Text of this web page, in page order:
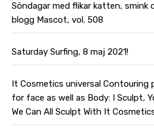
Söndagar med flikar katten, smink
blogg Mascot, vol. 508
Saturday Surfing, 8 maj 2021!
It Cosmetics universal Contouring
for face as well as Body: I Sculpt,
We Can All Sculpt With It